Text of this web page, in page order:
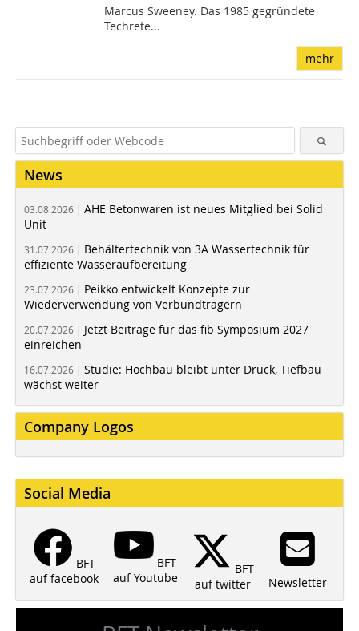
Marcus Sweeney. Das 1985 gegründete
Techrete...
mehr
News
03.08.2026 | AHE Betonwaren ist neues Mitglied bei Solid
Unit
31.07.2026 | Behältertechnik von 3A Wassertechnik für
effiziente Wasseraufbereitung
23.07.2026 | Peikko entwickelt Konzepte zur
Wiederverwendung von Verbundträgern
20.07.2026 | Jetzt Beiträge für das fib Symposium 2027
einreichen
16.07.2026 | Studie: Hochbau bleibt unter Druck, Tiefbau
wächst weiter
Company Logos
Social Media
BFT
auf facebook
BFT
auf Youtube
BFT
auf twitter
Newsletter